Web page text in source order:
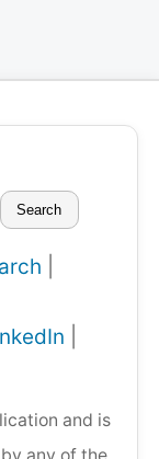
Search
and is